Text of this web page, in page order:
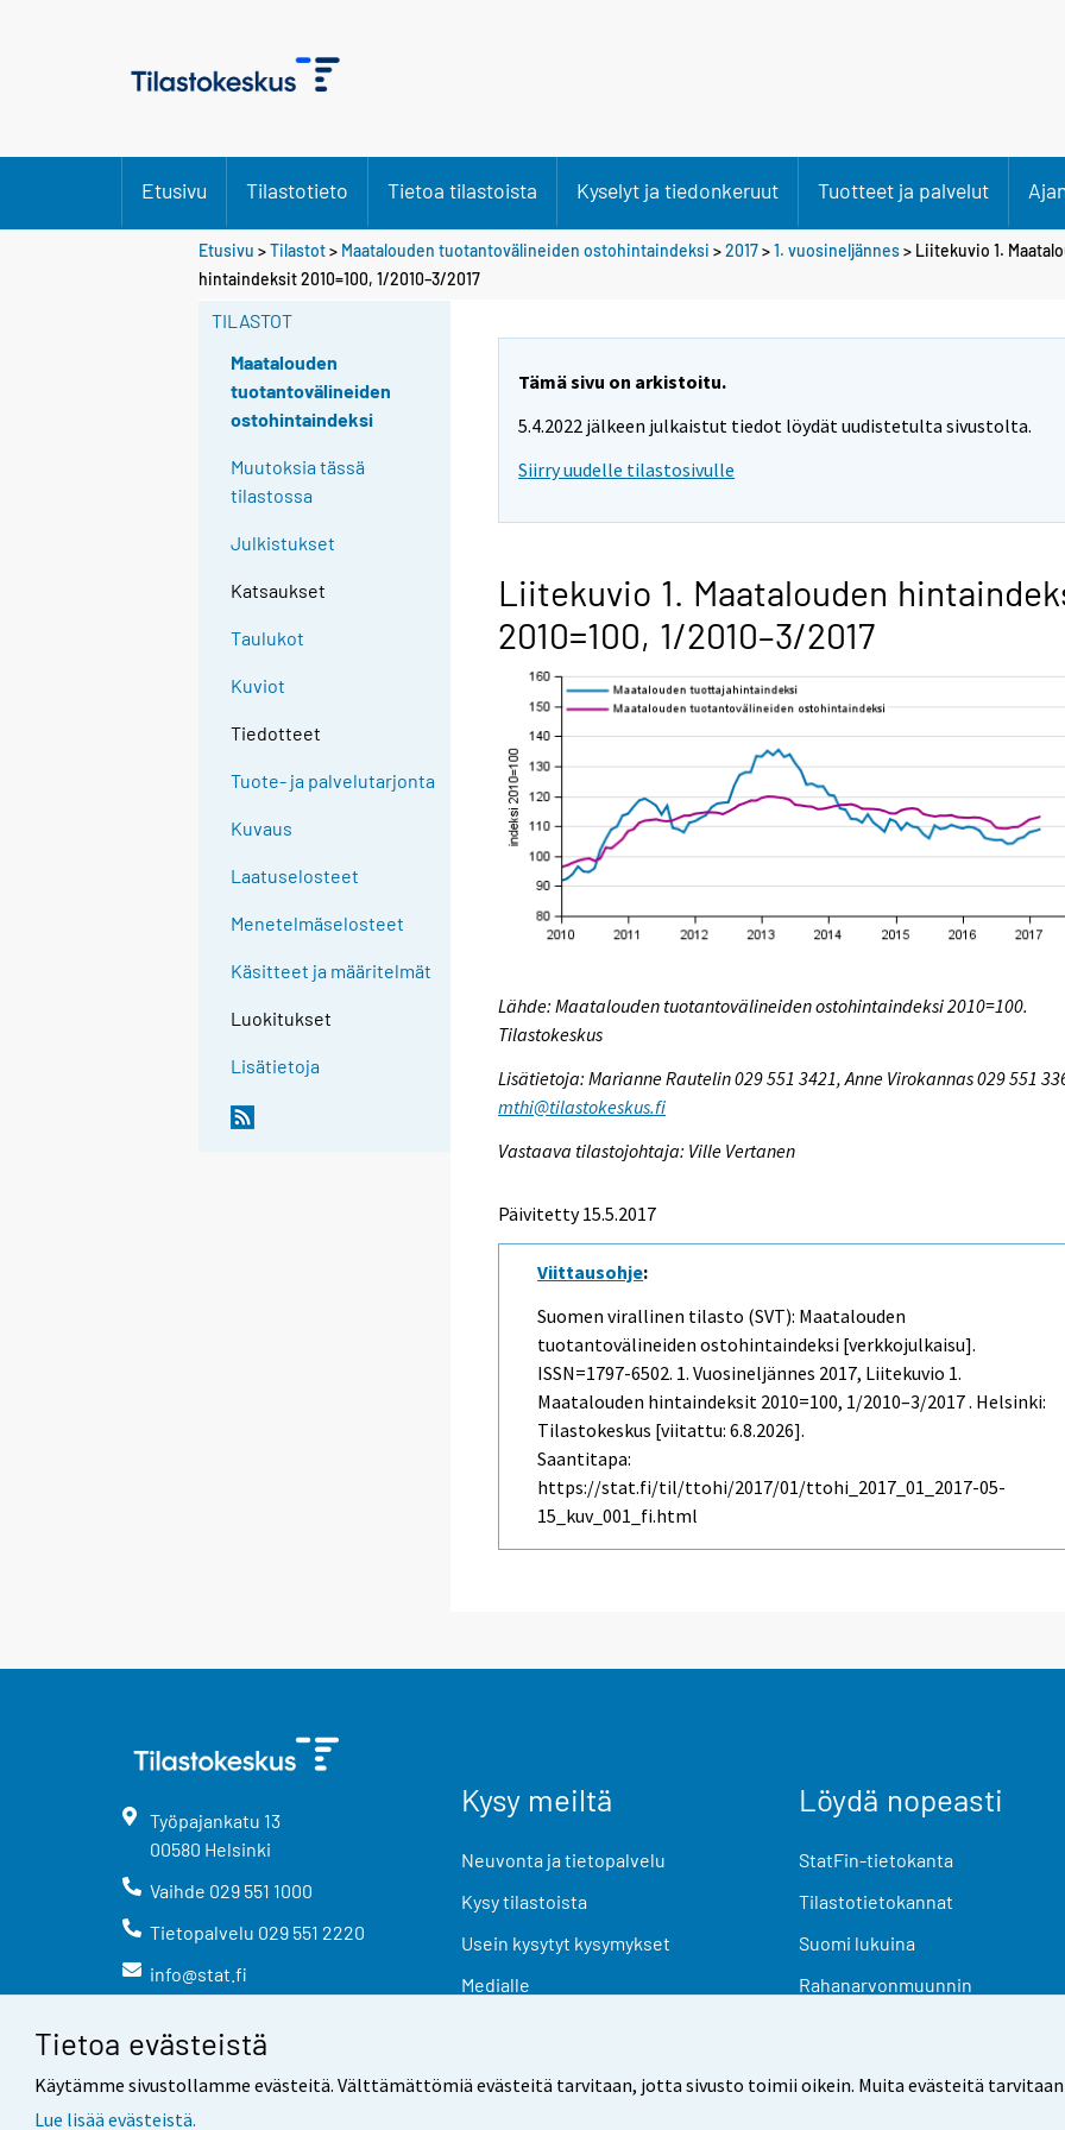
Tietoa evästeistä
Käytämme sivustollamme evästeitä. Välttämättömiä evästeitä tarvitaan, jotta sivusto toimii oikein. Muita evästeitä
Lue lisää evästeistä.
Etusivu Tilastotieto Tietoa tilastoista Kyselyt ja tiedonkeruut Tuotteet ja palvelut
Etusivu >Tilastot> Maatalouden tuotantovälineiden ostohintaindeksi >2017>1. vuosineljännes> Liitekuvio 1.
hintaindeksit 2010=100, 1/2010–3/2017
TILASTOT
Maatalouden
tuotantovälineiden
ostohintaindeksi
Muutoksia tässä
tilastossa
Julkistukset
Katsaukset
Taulukot
Kuviot
Tiedotteet
Tuote- ja palvelutarjonta
Kuvaus
Laatuselosteet
Menetelmäselosteet
Käsitteet ja määritelmät
Luokitukset
Lisätietoja
Tämä sivu on arkistoitu.
5.4.2022 jälkeen julkaistut tiedot löydät uudistetulta sivustolta.
Siirry uudelle tilastosivulle
Liitekuvio 1. Maatalouden
2010=100, 1/2010–3/2017
Lähde: Maatalouden tuotantovälineiden ostohintaindeksi 2010=100.
Tilastokeskus
Lisätietoja: Marianne Rautelin 029 551 3421, Anne Virokannas 029 551
mthi@tilastokeskus.fi
Vastaava tilastojohtaja: Ville Vertanen
Päivitetty 15.5.2017
Viittausohje:
Suomen virallinen tilasto (SVT): Maatalouden
tuotantovälineiden ostohintaindeksi [verkkojulkaisu].
ISSN=1797-6502. 1. Vuosineljännes 2017, Liitekuvio 1.
Maatalouden hintaindeksit 2010=100, 1/2010–3/2017 . Helsinki:
Tilastokeskus [viitattu: 6.8.2026].
Saantitapa:
https://stat.fi/til/ttohi/2017/01/ttohi_2017_01_2017-05-
15_kuv_001_fi.html
Työpajankatu 13
00580 Helsinki
Vaihde 029 551 1000
Tietopalvelu 029 551 2220
info@stat.fi
Kysy meiltä
Neuvonta ja tietopalvelu
Kysy tilastoista
Usein kysytyt kysymykset
Medialle
Löydä nopeasti
StatFin-tietokanta
Tilastotietokannat
Suomi lukuina
Rahanarvonmuunnin